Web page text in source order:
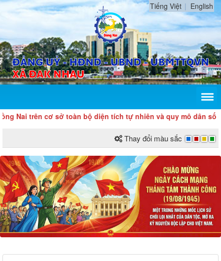
Tiếng Việt English
cơ sở toàn bộ diện tích tự nhiên và quy mô dân số của
Thay đổi màu sắc